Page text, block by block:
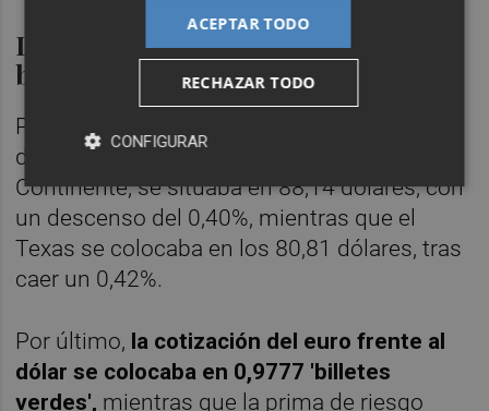
La prima de riesgo, en 116 puntos
básicos
Por otro lado, el precio del barril de petróleo
de calidad Brent, referencia para el Viejo
Continente, se situaba en 88,14 dólares, con
un descenso del 0,40%, mientras que el
Texas se colocaba en los 80,81 dólares, tras
caer un 0,42%.
Por último, la cotización del euro frente al
dólar se colocaba en 0,9777 'billetes
verdes', mientras que la prima de riesgo
ACEPTAR TODO
RECHAZAR TODO
CONFIGURAR